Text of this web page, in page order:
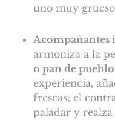
uno muy
Acompañantes
armoniza a la
o pan de pueblo
experiencia,
frescas; el
paladar y